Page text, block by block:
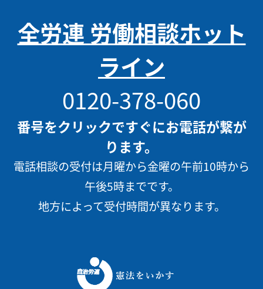
全労連 労働相談ホット
ライン
0120-378-060
番号をクリックですぐにお電話が繋が
ります。
電話相談の受付は月曜から金曜の午前10時から
午後5時までです。
地方によって受付時間が異なります。